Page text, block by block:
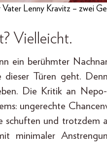
Lenny Kravitz – zwei
Vielleicht.
ein berühmter
dieser Türen geht.
Die Kritik an
ungerechte
schuften und trotzdem
minimaler